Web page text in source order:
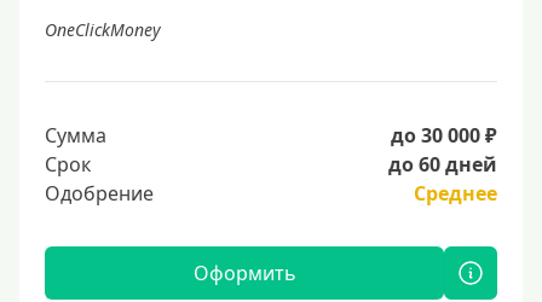
OneClickMoney
Сумма
до 30 000 ₽
Срок
до 60 дней
Одобрение
Среднее
Оформить